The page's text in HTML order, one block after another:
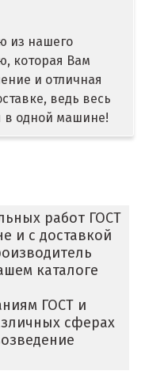
из нашего
которая Вам
и отличная
ведь весь
в одной машине!
работ ГОСТ
и с доставкой
каталоге
ГОСТ и
сферах